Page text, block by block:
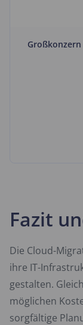
Großkonzern
Fazit
Die Cloud-
ihre IT-
gestalten.
möglichen
sorgfältige